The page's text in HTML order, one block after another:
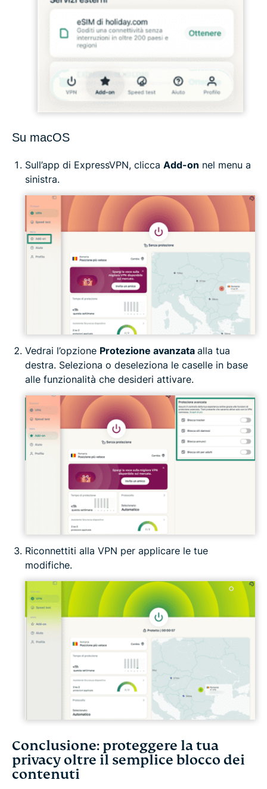
Su macOS
Sull’app di ExpressVPN, clicca Add-on nel menu a
sinistra.
Vedrai l’opzione Protezione avanzata alla tua
destra. Seleziona o deseleziona le caselle in base
alle funzionalità che desideri attivare.
Riconnettiti alla VPN per applicare le tue
modifiche.
Conclusione: proteggere la tua
privacy oltre il semplice blocco dei
contenuti